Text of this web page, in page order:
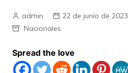
admin 22 de junio de 2023
Nacionales
Spread the love